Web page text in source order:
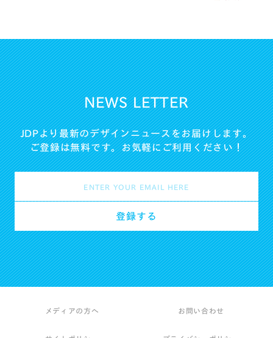
NEWS LETTER
JDPより最新のデザインニュースをお届けします。
ご登録は無料です。お気軽にご利用ください！
メディアの方へ お問い合わせ